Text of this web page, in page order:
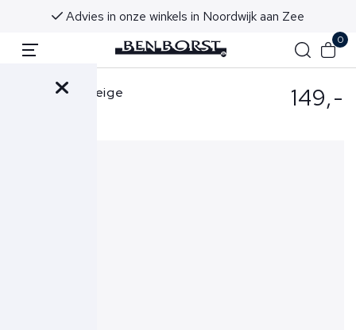
Advies in onze winkels in Noordwijk aan Zee
0
Wahts Polo Beige 149,-